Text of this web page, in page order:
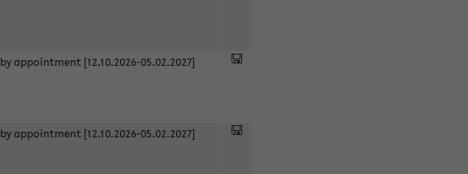
by appointment [12.10.2026-05.02.2027]
by appointment [12.10.2026-05.02.2027]